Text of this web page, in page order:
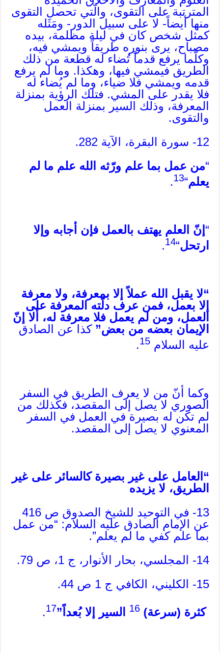
المترتبة على التقوى، والّتي تحصل التقوى
منها أيضاً- لا على سبيل الدور- ومَثَله
كمثل شخص كان في ليلة مظلمة، بيده
مصباح، يرى بنوره طريقاً ويمشي فيه،
وكلّما يرفع قدماً تُضاء له قطعة من ذلك
الطريق فيمشي فيها، وهكذا. وما لم يرفع
قدمه ويمشي فلا ضياء، وما لم يُضاء له
فلا يقدر على المشي. فتلك الرؤية بمنزلة
المعرفة، وذلك السير بمنزلة العمل
والتقوى.
12- سورة البقرة، الآية 282.
“من عمل بما علم ورّثه الله علم ما لم
يعلم“
13
.
“ إنّ العلم يهتف بالعمل فإن أجابه وإلا
ارتحل“
14
.
“لا يقبل الله عملاً إلا بمعرفة، ولا معرفة
إلا بعمل، فمن عرف دلّته المعرفة على
العمل، ومن لم يعمل فلا معرفة له، ألا إنّ
الإيمان بعضه من بعض” كذا عن الصادق
عليه السلام15
.
وكما أنّ من لا يعرف الطريق في السفر
الصوري لا يصل إلى المقصد، فكذلك من
لم تكن له بصيرة في العمل في السفر
المعنوي لا يصل إلى المقصد.
“العامل على غير بصيرة كالسائر على غير
الطريق، لا يزيده
13- في التوحيد للشيخ الصدوق ص 416
عن الإمام الصادق عليه السلام: “من عمل
بما علم كفي ما لم يعلم”.
14- المجلسي، بحار الأنوار، ج 1، ص 79.
15- الكليني، الكافي ج 1 ص 44.
كثرة (سرعة) 16 السير إلا بُعداً”17
.